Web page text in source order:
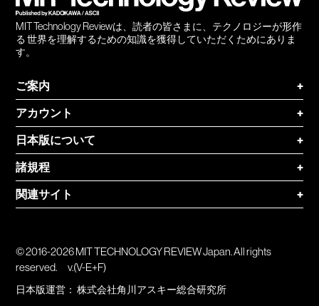
MIT Technology Reviewは、読者の皆さまに、テクノロジーが形作
る 世界を理解するための知識を獲得していただくためにありま
す。
ご案内
+
アカウント
+
日本版について
+
諸規程
+
関連サイト
+
© 2016-2026 MIT TECHNOLOGY REVIEW Japan. All rights
reserved.
v.(V-E+F)
日本版運営：株式会社角川アスキー総合研究所